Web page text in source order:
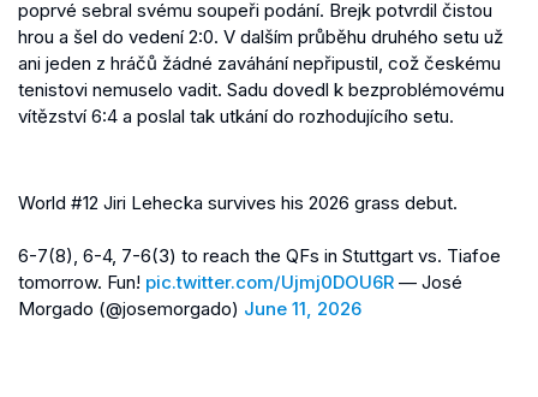
poprvé sebral svému soupeři podání. Brejk potvrdil čistou
hrou a šel do vedení 2:0. V dalším průběhu druhého setu už
ani jeden z hráčů žádné zaváhání nepřipustil, což českému
tenistovi nemuselo vadit. Sadu dovedl k bezproblémovému
vítězství 6:4 a poslal tak utkání do rozhodujícího setu.
World #12 Jiri Lehecka survives his 2026 grass debut.
6-7(8), 6-4, 7-6(3) to reach the QFs in Stuttgart vs. Tiafoe
tomorrow. Fun! pic.twitter.com/Ujmj0DOU6R — José
Morgado (@josemorgado) June 11, 2026